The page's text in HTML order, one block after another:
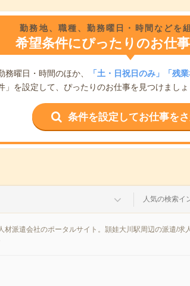
勤務地、職種、勤務曜日・時間などを
希望条件にぴったりのお仕
務曜日・時間のほか、 「土・日祝日のみ」「残業
」を設定して、ぴったりのお仕事を見つけましょ
条件を設定してお仕事を
人気の検索イ
派遣会社のポータルサイト。頴娃大川駅周辺の派遣/求